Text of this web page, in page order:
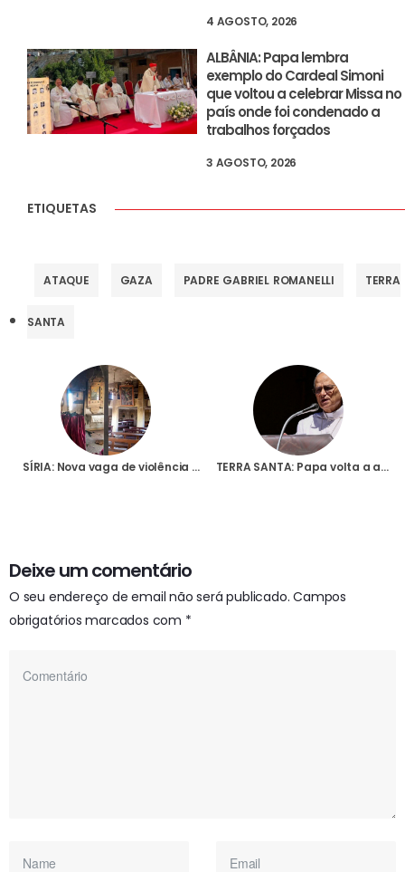
4 AGOSTO, 2026
ALBÂNIA: Papa lembra
exemplo do Cardeal Simoni
que voltou a celebrar Missa no
país onde foi condenado a
trabalhos forçados
3 AGOSTO, 2026
ETIQUETAS
ATAQUE GAZA PADRE GABRIEL ROMANELLI TERRA
SANTA
SÍRIA: Nova vaga de violência contra os cristãos, com igreja greco-católica a ser atacada e incendiada TERRA SANTA: Papa volta a apelar “ao fim da barbárie da guerra” e recorda ataque à Igreja católica em Gaza
Deixe um comentário
O seu endereço de email não será publicado. Campos
obrigatórios marcados com *